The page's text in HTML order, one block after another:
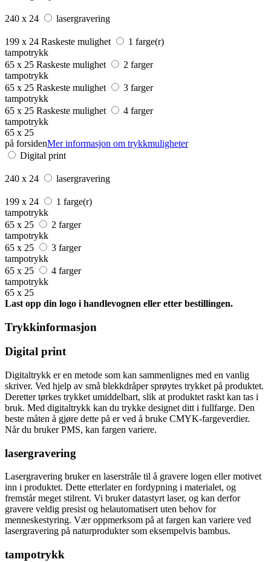
240 x 24 lasergravering
199 x 24 Raskeste mulighet
1 farge(r)
tampotrykk
65 x 25 Raskeste mulighet
2 farger
tampotrykk
65 x 25 Raskeste mulighet
3 farger
tampotrykk
65 x 25 Raskeste mulighet
4 farger
tampotrykk
65 x 25
på forsidenMer informasjon om trykkmuligheter
Digital print
240 x 24 lasergravering
199 x 24
1 farge(r)
tampotrykk
65 x 25
2 farger
tampotrykk
65 x 25
3 farger
tampotrykk
65 x 25
4 farger
tampotrykk
65 x 25
Last opp din logo i handlevognen eller etter bestillingen.
Trykkinformasjon
Digital print
Digitaltrykk er en metode som kan sammenlignes med en vanlig
skriver. Ved hjelp av små blekkdråper sprøytes trykket på produktet.
Deretter tørkes trykket umiddelbart, slik at produktet raskt kan tas i
bruk. Med digitaltrykk kan du trykke designet ditt i fullfarge. Den
beste måten å gjøre dette på er ved å bruke CMYK-fargeverdier.
Når du bruker PMS, kan fargen variere.
lasergravering
Lasergravering bruker en laserstråle til å gravere logen eller motivet
inn i produktet. Dette etterlater en fordypning i materialet, og
fremstår meget stilrent. Vi bruker datastyrt laser, og kan derfor
gravere veldig presist og helautomatisert uten behov for
menneskestyring. Vær oppmerksom på at fargen kan variere ved
lasergravering på naturprodukter som eksempelvis bambus.
tampotrykk